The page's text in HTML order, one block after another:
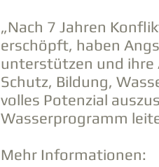
„Nach 7 Jahren
erschöpft, haben
unterstützen und ihre
Schutz, Bildung,
volles Potenzial
Wasserprogramm
Mehr Informationen: